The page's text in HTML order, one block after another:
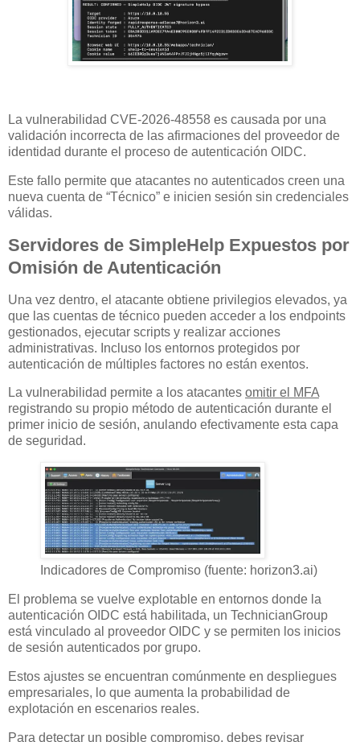
La vulnerabilidad CVE-2026-48558 es causada por una
validación incorrecta de las afirmaciones del proveedor de
identidad durante el proceso de autenticación OIDC.
Este fallo permite que atacantes no autenticados creen una
nueva cuenta de “Técnico” e inicien sesión sin credenciales
válidas.
Servidores de SimpleHelp Expuestos por
Omisión de Autenticación
Una vez dentro, el atacante obtiene privilegios elevados, ya
que las cuentas de técnico pueden acceder a los endpoints
gestionados, ejecutar scripts y realizar acciones
administrativas. Incluso los entornos protegidos por
autenticación de múltiples factores no están exentos.
La vulnerabilidad permite a los atacantes omitir el MFA
registrando su propio método de autenticación durante el
primer inicio de sesión, anulando efectivamente esta capa
de seguridad.
Indicadores de Compromiso (fuente: horizon3.ai)
El problema se vuelve explotable en entornos donde la
autenticación OIDC está habilitada, un TechnicianGroup
está vinculado al proveedor OIDC y se permiten los inicios
de sesión autenticados por grupo.
Estos ajustes se encuentran comúnmente en despliegues
empresariales, lo que aumenta la probabilidad de
explotación en escenarios reales.
Para detectar un posible compromiso, debes revisar